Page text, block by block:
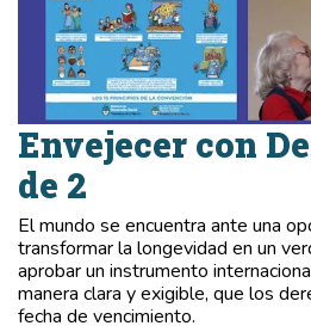
Envejecer con
de 2
El mundo se encuentra ante una
transformar la longevidad en un
aprobar un instrumento
manera clara y exigible, que los
fecha de vencimiento.